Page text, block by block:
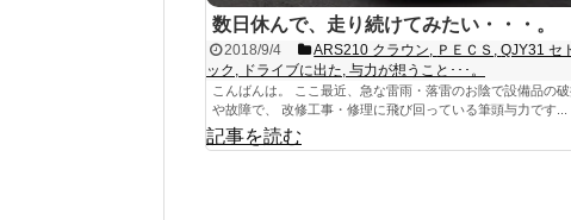
数日休んで、走り続けてみたい・・・。
2018/9/4 ARS210 クラウン ＰＥＣＳ ,QJY31 セ
ック
ドライブに出た 与力が想うこと･･･。
こんばんは。 ここ最近、急な雷雨・落雷のお陰で設備品の破
や故障で、 改修工事・修理に飛び回っている筆頭与力です...
記事を読む